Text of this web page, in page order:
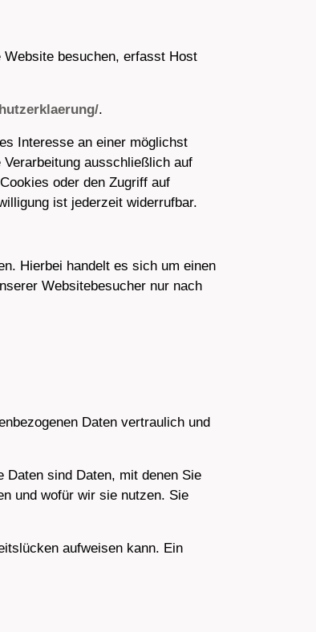
Website besuchen, erfasst Host
.
Interesse an einer möglichst
ausschließlich auf
oder den Zugriff auf
ist jederzeit widerrufbar.
Hierbei handelt es sich um einen
Websitebesucher nur nach
Daten vertraulich und
Daten sind Daten, mit denen Sie
und wofür wir sie nutzen. Sie
aufweisen kann. Ein